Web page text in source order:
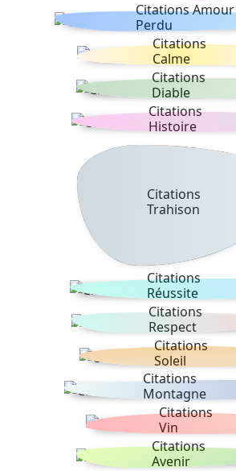
Citations Amour
Perdu
Citations
Calme
Citations
Diable
Citations
Histoire
Citations
Trahison
Citations
Réussite
Citations
Respect
Citations
Soleil
Citations
Montagne
Citations
Vin
Citations
Avenir